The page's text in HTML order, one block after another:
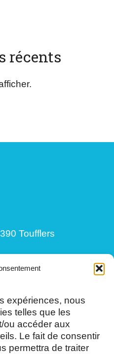
expériences, nous
telles que les
ou accéder aux
Le fait de consentir
permettra de traiter
récents
Toufflers
12h